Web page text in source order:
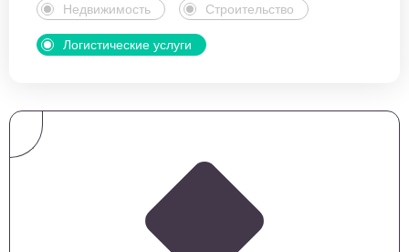
Недвижимость Строительство
Логистические услуги